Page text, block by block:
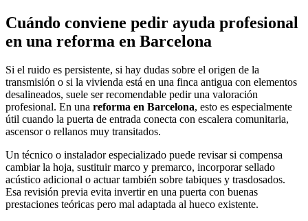
Cuándo conviene pedir ayuda profesional
en una reforma en Barcelona
Si el ruido es persistente, si hay dudas sobre el origen de la
transmisión o si la vivienda está en una finca antigua con elementos
desalineados, suele ser recomendable pedir una valoración
profesional. En una reforma en Barcelona, esto es especialmente
útil cuando la puerta de entrada conecta con escalera comunitaria,
ascensor o rellanos muy transitados.
Un técnico o instalador especializado puede revisar si compensa
cambiar la hoja, sustituir marco y premarco, incorporar sellado
acústico adicional o actuar también sobre tabiques y trasdosados.
Esa revisión previa evita invertir en una puerta con buenas
prestaciones teóricas pero mal adaptada al hueco existente.